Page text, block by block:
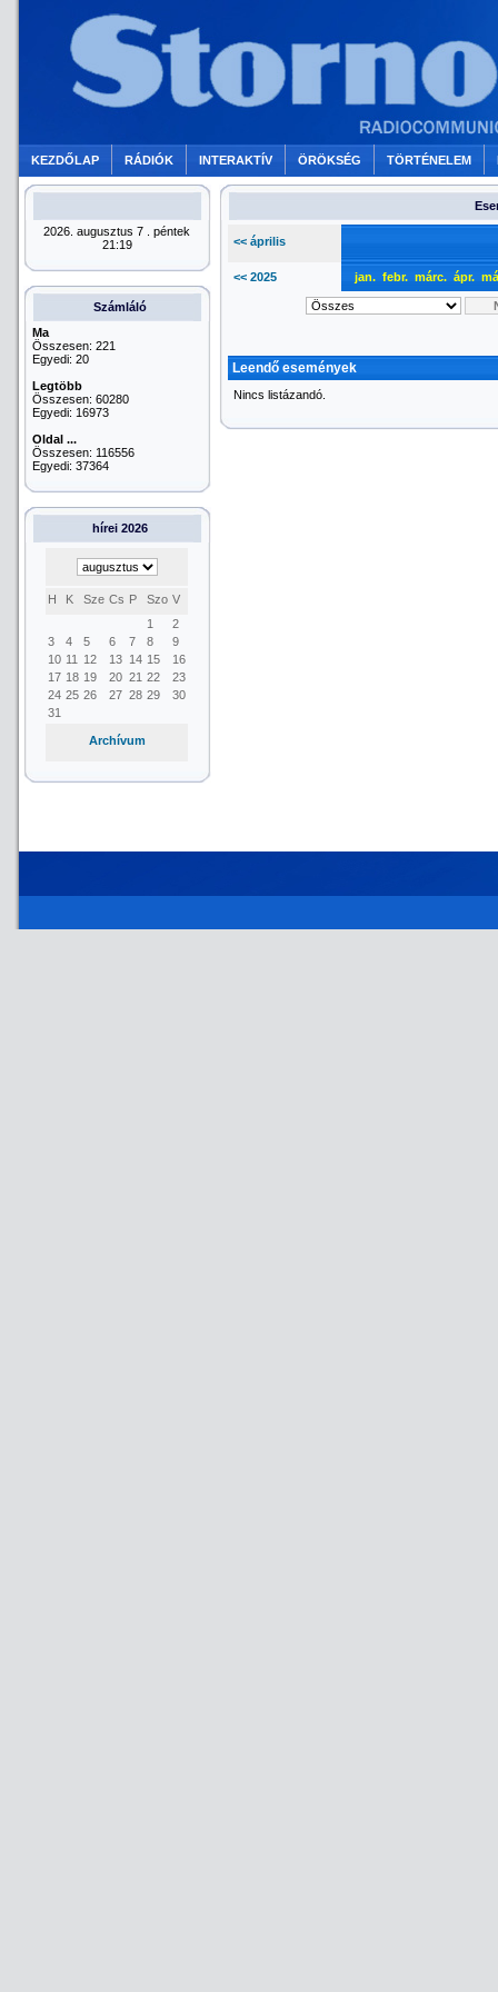
KEZDŐLAP RÁDIÓK INTERAKTÍV ÖRÖKSÉG TÖRTÉNELEM
2026. augusztus 7 . péntek
21:19
Számláló
Ma
Összesen: 221
Egyedi: 20
Legtöbb
Összesen: 60280
Egyedi: 16973
Oldal ...
Összesen: 116556
Egyedi: 37364
hírei 2026
H K Sze Cs P Szo V
1
2
3
4 5 6 7 8
9
10 11 12 13 14 15
16
17 18 19 20 21 22
23
24 25 26 27 28 29
30
31
Archívum
<< április
<< 2025 jan. febr. márc. ápr.
Leendő események
Nincs listázandó.